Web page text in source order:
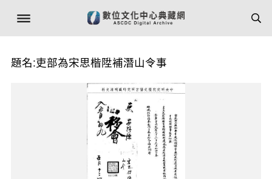
題名:吏部為宋思楷陞補潛山令事